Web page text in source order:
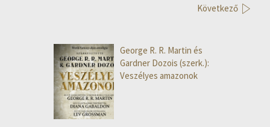
Következő
George R. R. Martin és
Gardner Dozois (szerk.):
Veszélyes amazonok